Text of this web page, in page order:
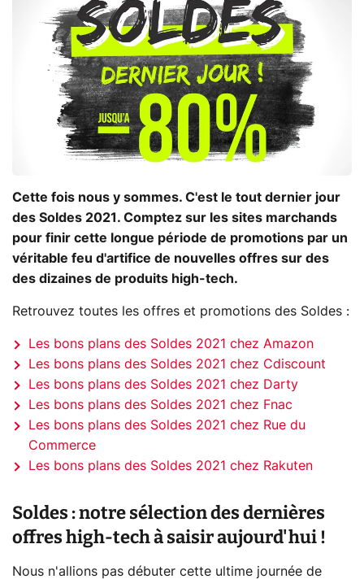
Cette fois nous y sommes. C'est le tout dernier jour
des Soldes 2021. Comptez sur les sites marchands
pour finir cette longue période de promotions par un
véritable feu d'artifice de nouvelles offres sur des
des dizaines de produits high-tech.
Retrouvez toutes les offres et promotions des Soldes :
Les bons plans des Soldes 2021 chez Amazon
Les bons plans des Soldes 2021 chez Cdiscount
Les bons plans des Soldes 2021 chez Darty
Les bons plans des Soldes 2021 chez Fnac
Les bons plans des Soldes 2021 chez Rue du
Commerce
Les bons plans des Soldes 2021 chez Rakuten
Soldes : notre sélection des dernières
offres high-tech à saisir aujourd'hui !
Nous n'allions pas débuter cette ultime journée de